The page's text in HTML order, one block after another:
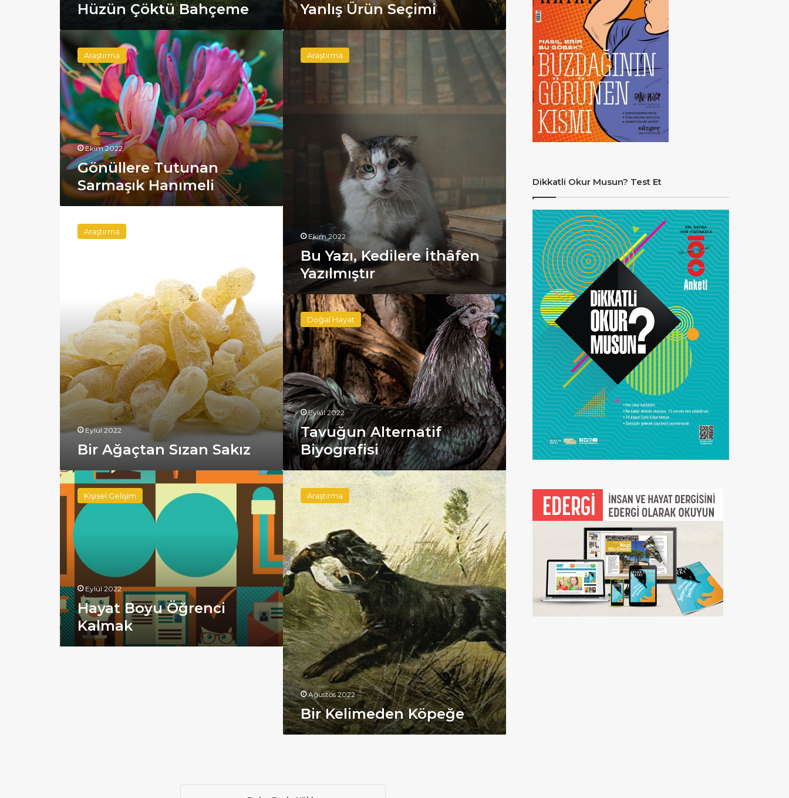
Hüzün Çöktü Bahçeme Yanlış Ürün Seçimi
Gönüllere
Tutunan
Sarmaşık
Hanımeli
Araştırma
Ekim 2022
Gönüllere Tutunan
Sarmaşık Hanımeli
KedilereAraştırma
Ekim 2022
Bu Yazı, Kedilere İthâfen
Yazılmıştır
Ağaçtan
Sızan
Araştırma
Eylül 2022
Bir Ağaçtan Sızan Sakız
Tavuğun
Alternatif
BiyografisiDoğal Hayat
Eylül 2022
Tavuğun Alternatif
Biyografisi
Hayat
Boyu
Öğrenci
Kalmak
Kişisel Gelişim
Eylül 2022
Hayat Boyu Öğrenci
Kalmak
Bir
Kelimeden
KöpeğeAraştırma
Ağustos 2022
Bir Kelimeden Köpeğe
Dikkatli Okur Musun? Test Et